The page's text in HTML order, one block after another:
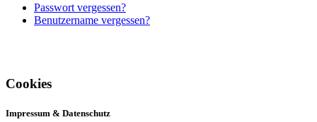
Passwort vergessen?
Benutzername vergessen?
Cookies
Impressum & Datenschutz